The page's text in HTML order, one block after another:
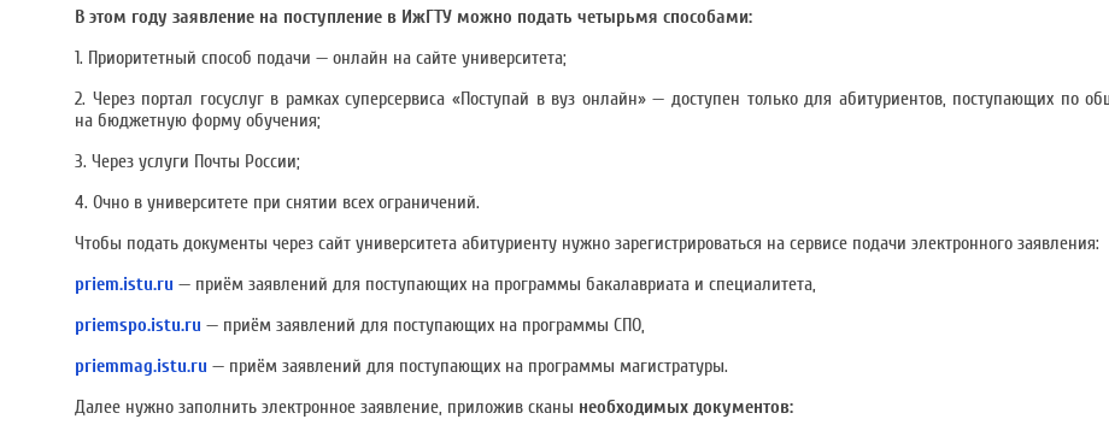
В этом году заявление на поступление в ИжГТУ можно подать четырьмя способами:
1. Приоритетный способ подачи — онлайн на сайте университета;
2. Через портал госуслуг в рамках суперсервиса «Поступай в вуз онлайн» — доступен только для абитуриентов, поступающих по
на бюджетную форму обучения;
3. Через услуги Почты России;
4. Очно в университете при снятии всех ограничений.
Чтобы подать документы через сайт университета абитуриенту нужно зарегистрироваться на сервисе подачи электронного заявления:
priem.istu.ru — приём заявлений для поступающих на программы бакалавриата и специалитета,
priemspo.istu.ru — приём заявлений для поступающих на программы СПО,
priemmag.istu.ru — приём заявлений для поступающих на программы магистратуры.
Далее нужно заполнить электронное заявление, приложив сканы необходимых документов: